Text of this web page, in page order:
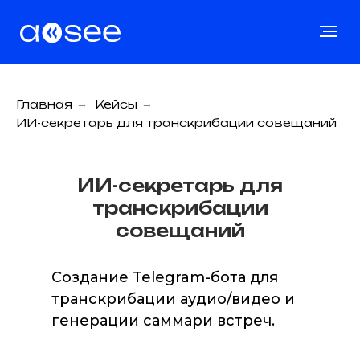
Главная → Кейсы →
ИИ-секретарь для транскрибации совещаний
Создание Telegram-бота для
транскрибации аудио/видео и
генерации саммари встреч.
ИИ-секретарь для
транскрибации
совещаний